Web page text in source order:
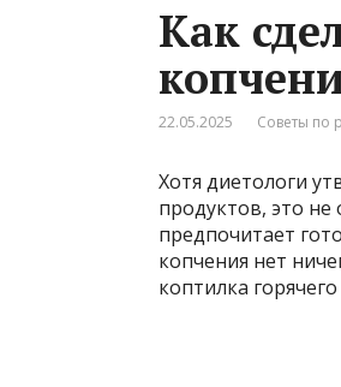
Как
22.05.2025 Советы по
Хотя диетологи
продуктов, это не
предпочитает
копчения нет
коптилка